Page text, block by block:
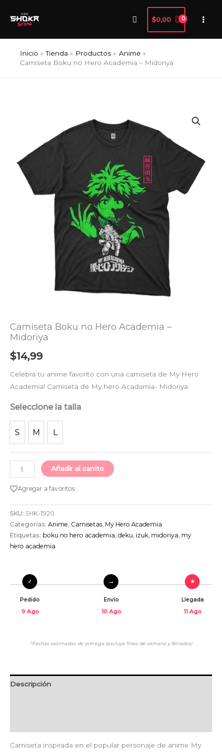
Buscar
$0,00
Inicio Tienda Productos
Anime
Camiseta Boku no Hero Academia – Midoriya
Camiseta Boku no Hero Academia –
Midoriya
$14,99
Celebra tu anime favorito con una camiseta de My Hero
Academia! Camiseta de My hero Acadamia- Midoriya
Seleccione la talla
S M L
Academia
Midoriya
cantidad
Añadir al carrito
Agregar a favoritos
SKU: SHK-1920
Categorías: Anime, Camisetas, My Hero Academia
Etiquetas: boku no hero academia, deku, izuk, midoriya, my
hero academia
Pedido
9 Ago
Envío
10 Ago
Llegada
11 Ago
*Fechas estimadas de entrega (excluye fines de semana y feriados)
Descripción
Camiseta inspirada en el popular personaje de anime My